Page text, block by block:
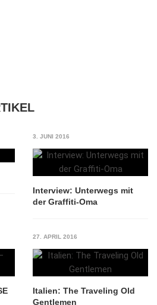
3. JUNI 2016
Interview: Unterwegs mit
der Graffiti-Oma
27. APRIL 2016
Italien: The Traveling Old
Gentlemen